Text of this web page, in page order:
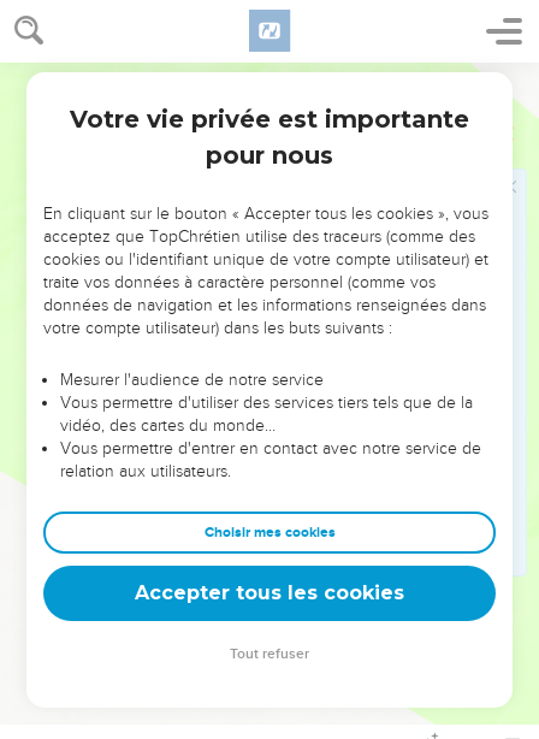
Actes 20
31 Veillez donc, en vous souvenant que, pendant trois ans, je
n’ai cessé nuit et jour d’avertir avec larmes chacun de vous.
32
grâce, qui a la puissance d’édifier et de donner l’héritage
parmi tous ceux qui sont sanctifiés.
personne.
Vous savez vous-mêmes que ces mains ont pourvu à mes
besoins et à ceux de mes compagnons.
En tout, je vous ai montré qu’il faut travailler ainsi, pour
venir en aide aux faibles, et se rappeler les paroles du
Seigneur Jésus, qui a dit lui-même : Il y a plus de bonheur à
donner qu’à recevoir.
Cela dit, il se mit à genoux, pour prier avec eux tous.
Tous, avec de grandes lamentations, se jetaient au cou de
ils étaient surtout affligés parce qu’il avait dit qu’ils
n’allaient plus revoir son visage. Puis ils l’accompagnèrent
jusqu’au navire.
© Société biblique française – Bibli’O, 1978, avec autorisation. Pour vous procurer
Votre vie privée est importante
pour nous
En cliquant sur le bouton « Accepter tous les cookies », vous
acceptez que TopChrétien utilise des traceurs (comme des
cookies ou l'identifiant unique de votre compte utilisateur) et
traite vos données à caractère personnel (comme vos
données de navigation et les informations renseignées dans
votre compte utilisateur) dans les buts suivants :
Mesurer l'audience de notre service
Vous permettre d'utiliser des services tiers tels que de la
vidéo, des cartes du monde…
Vous permettre d'entrer en contact avec notre service de
relation aux utilisateurs.
Choisir mes cookies
Accepter tous les cookies
Tout refuser